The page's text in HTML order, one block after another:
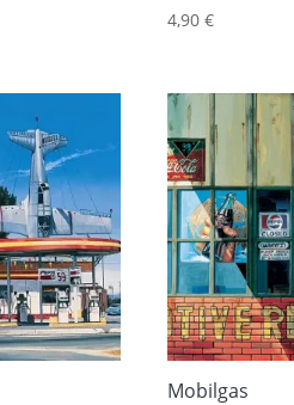
4,90 €
Mobilgas